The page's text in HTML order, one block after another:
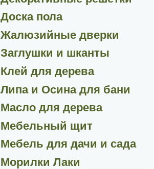
Доска пола
Жалюзийные дверки
Заглушки и шканты
Клей для дерева
Липа и Осина для бани
Масло для дерева
Мебельный щит
Мебель для дачи и сада
Морилки Лаки